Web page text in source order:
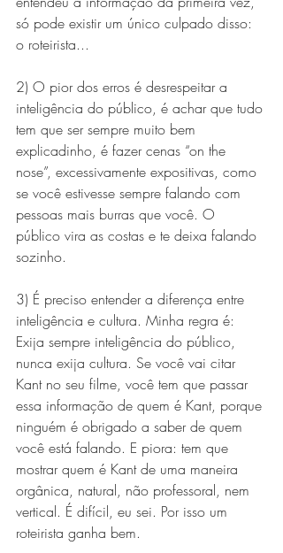
só pode existir um único culpado disso:
o roteirista...
2) O pior dos erros é desrespeitar a
inteligência do público, é achar que tudo
tem que ser sempre muito bem
explicadinho, é fazer cenas “on the
nose”, excessivamente expositivas, como
se você estivesse sempre falando com
pessoas mais burras que você. O
público vira as costas e te deixa falando
sozinho.
3) É preciso entender a diferença entre
inteligência e cultura. Minha regra é:
Exija sempre inteligência do público,
nunca exija cultura. Se você vai citar
Kant no seu filme, você tem que passar
essa informação de quem é Kant, porque
ninguém é obrigado a saber de quem
você está falando. E piora: tem que
mostrar quem é Kant de uma maneira
orgânica, natural, não professoral, nem
vertical. É difícil, eu sei. Por isso um
roteirista ganha bem.